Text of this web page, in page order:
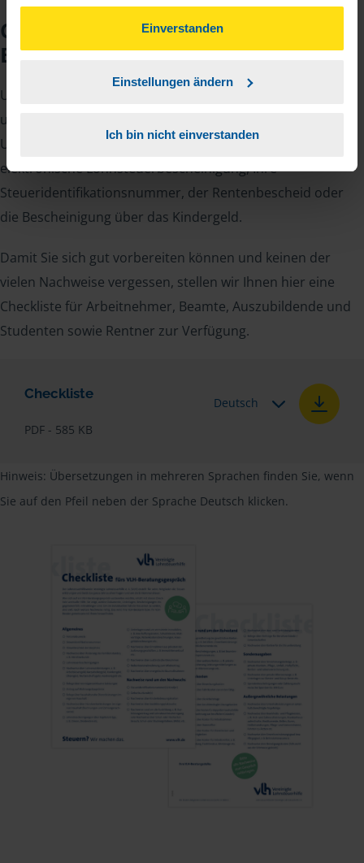
gesammelt haben. Indem Sie auf Einverstanden klicken,
können Sie der Verwendung von Cookies, gemäß
unserer➔ Datenschutzrichtliniezustimmen.
Einverstanden
Einstellungen ändern
Ich bin nicht einverstanden
Checkliste für Ihr
Beratungsgespräch
Um Ihre Steuererklärung erstellen zu können, benötigen
unsere Beraterinnen und Berater eine Reihe von
Unterlagen von Ihnen. Dazu gehört beispielsweise die
elektronische Lohnsteuerbescheinigung, Ihre
Steueridentifikationsnummer, der Rentenbescheid oder
die Bescheinigung über das Kindergeld.
Damit Sie sich gut vorbereiten können und keinen der
vielen Nachweise vergessen, stellen wir Ihnen hier eine
Checkliste für Arbeitnehmer, Beamte, Auszubildende und
Studenten sowie Rentner zur Verfügung.
Checkliste
PDF - 585 KB
Deutsch
Hinweis: Übersetzungen in mehreren Sprachen finden Sie, wenn
Sie auf den Pfeil neben der Sprache Deutsch klicken.